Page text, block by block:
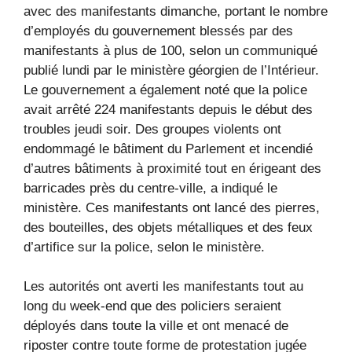
avec des manifestants dimanche, portant le nombre
d’employés du gouvernement blessés par des
manifestants à plus de 100, selon un communiqué
publié lundi par le ministère géorgien de l’Intérieur.
Le gouvernement a également noté que la police
avait arrêté 224 manifestants depuis le début des
troubles jeudi soir. Des groupes violents ont
endommagé le bâtiment du Parlement et incendié
d’autres bâtiments à proximité tout en érigeant des
barricades près du centre-ville, a indiqué le
ministère. Ces manifestants ont lancé des pierres,
des bouteilles, des objets métalliques et des feux
d’artifice sur la police, selon le ministère.
Les autorités ont averti les manifestants tout au
long du week-end que des policiers seraient
déployés dans toute la ville et ont menacé de
riposter contre toute forme de protestation jugée